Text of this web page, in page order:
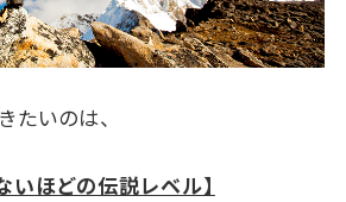
たいのは、
いほどの伝説レベル】